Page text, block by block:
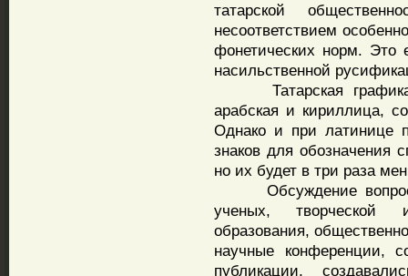
татарской
несоответствием
фонетических норм. Это
насильственной
Татарская графика
арабская и кириллица,
Однако и при латинице
знаков для обозначения
но их будет в три раза
Обсуждение вопроса
ученых, творческой
образования,
научные конференции,
публикации,